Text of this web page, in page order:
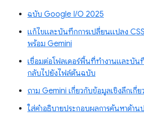
ฉบับ Google I/O 2025
แก้ไขและบันทึกการเปลี่ยนแปลง
พร้อม Gemini
เชื่อมต่อโฟลเดอร์พื้นที่ทำงานและบัน
กลับไปยังไฟล์ต้นฉบับ
ถาม Gemini เกี่ยวกับข้อมูลเชิงลึกเกี่
ใส่คำอธิบายประกอบผลการค้นหาด้าน